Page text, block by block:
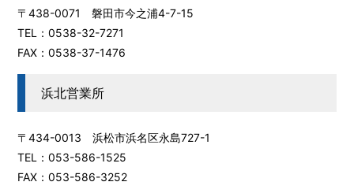
〒438-0071 磐田市今之浦4-7-15
TEL：0538-32-7271
FAX：0538-37-1476
浜北営業所
〒434-0013 浜松市浜名区永島727-1
TEL：053-586-1525
FAX：053-586-3252